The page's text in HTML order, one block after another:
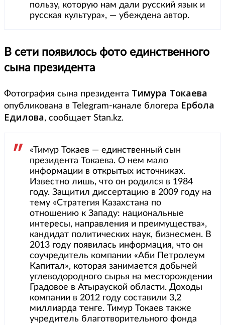
пользу, которую нам дали русский язык и
русская культура», — убеждена автор.
В сети появилось фото единственного
сына президента
Фотография сына президента Тимура Токаева
опубликована в Telegram-канале блогера Ербола
Едилова, сообщает Stan.kz.
«Тимур Токаев — единственный сын
президента Токаева. О нем мало
информации в открытых источниках.
Известно лишь, что он родился в 1984
году. Защитил диссертацию в 2009 году на
тему «Стратегия Казахстана по
отношению к Западу: национальные
интересы, направления и преимущества»,
кандидат политических наук, бизнесмен. В
2013 году появилась информация, что он
соучредитель компании «Аби Петролеум
Капитал», которая занимается добычей
углеводородного сырья на месторождении
Градовое в Атырауской области. Доходы
компании в 2012 году составили 3,2
миллиарда тенге. Тимур Токаев также
учредитель благотворительного фонда